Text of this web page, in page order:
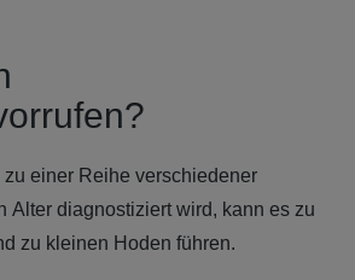
einer Reihe verschiedener
Alter diagnostiziert wird, kann es zu
zu kleinen Hoden führen.